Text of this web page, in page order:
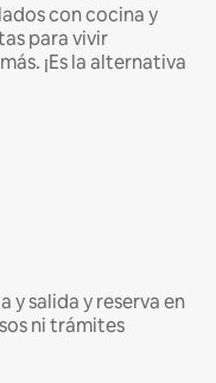
con cocina y
para vivir
¡Es la alternativa
y salida y reserva en
ni trámites